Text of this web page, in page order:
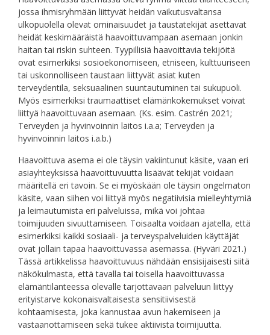
jossa ihmisryhmään liittyvät heidän vaikutusvaltansa
ulkopuolella olevat ominaisuudet ja taustatekijät asettavat
heidät keskimääräistä haavoittuvampaan asemaan jonkin
haitan tai riskin suhteen. Tyypillisiä haavoittavia tekijöitä
ovat esimerkiksi sosioekonomiseen, etniseen, kulttuuriseen
tai uskonnolliseen taustaan liittyvät asiat kuten
terveydentila, seksuaalinen suuntautuminen tai sukupuoli.
Myös esimerkiksi traumaattiset elämänkokemukset voivat
liittyä haavoittuvaan asemaan. (Ks. esim. Castrén 2021;
Terveyden ja hyvinvoinnin laitos i.a.a; Terveyden ja
hyvinvoinnin laitos i.a.b.)
Haavoittuva asema ei ole täysin vakiintunut käsite, vaan eri
asiayhteyksissä haavoittuvuutta lisäävät tekijät voidaan
määritellä eri tavoin. Se ei myöskään ole täysin ongelmaton
käsite, vaan siihen voi liittyä myös negatiivisia mielleyhtymiä
ja leimautumista eri palveluissa, mikä voi johtaa
toimijuuden sivuuttamiseen. Toisaalta voidaan ajatella, että
esimerkiksi kaikki sosiaali- ja terveyspalveluiden käyttäjät
ovat jollain tapaa haavoittuvassa asemassa. (Hyväri 2021.)
Tässä artikkelissa haavoittuvuus nähdään ensisijaisesti siitä
näkökulmasta, että tavalla tai toisella haavoittuvassa
elämäntilanteessa olevalle tarjottavaan palveluun liittyy
erityistarve kokonaisvaltaisesta sensitiivisestä
kohtaamisesta, joka kannustaa avun hakemiseen ja
vastaanottamiseen sekä tukee aktiivista toimijuutta.